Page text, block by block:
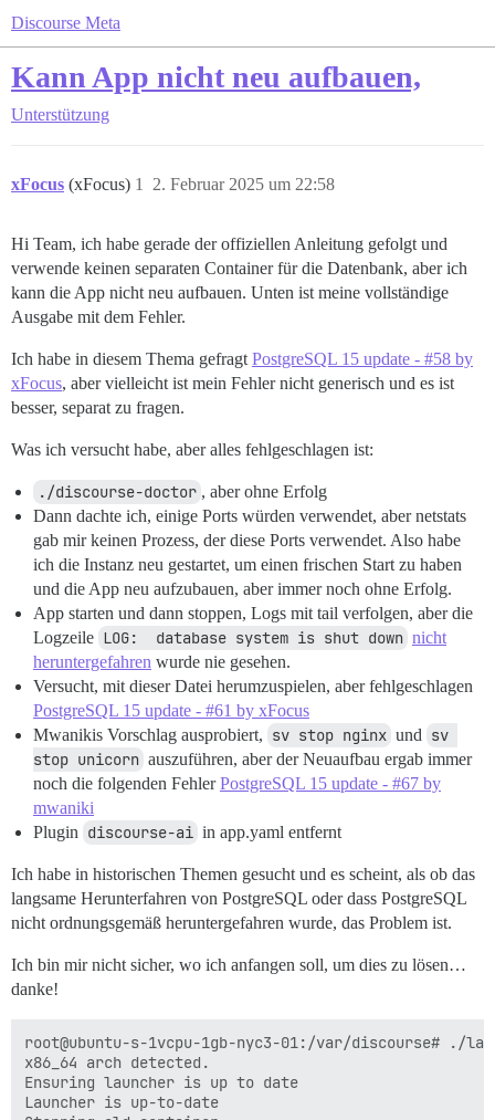
Discourse Meta
Kann App nicht neu aufbauen,
Unterstützung
xFocus (xFocus) 2. Februar 2025 um 22:58
1
Hi Team, ich habe gerade der offiziellen Anleitung gefolgt und
verwende keinen separaten Container für die Datenbank, aber ich
kann die App nicht neu aufbauen. Unten ist meine vollständige
Ausgabe mit dem Fehler.
Ich habe in diesem Thema gefragt PostgreSQL 15 update - #58 by
xFocus, aber vielleicht ist mein Fehler nicht generisch und es ist
besser, separat zu fragen.
Was ich versucht habe, aber alles fehlgeschlagen ist:
./discourse-doctor , aber ohne Erfolg
Dann dachte ich, einige Ports würden verwendet, aber netstats
gab mir keinen Prozess, der diese Ports verwendet. Also habe
ich die Instanz neu gestartet, um einen frischen Start zu haben
und die App neu aufzubauen, aber immer noch ohne Erfolg.
App starten und dann stoppen, Logs mit tail verfolgen, aber die
Logzeile LOG:  database system is shut down nicht
heruntergefahren wurde nie gesehen.
Versucht, mit dieser Datei herumzuspielen, aber fehlgeschlagen
PostgreSQL 15 update - #61 by xFocus
Mwanikis Vorschlag ausprobiert, sv stop nginx und sv
stop unicorn auszuführen, aber der Neuaufbau ergab immer
noch die folgenden FehlerPostgreSQL 15 update - #67 by
mwaniki
Plugin discourse-ai in app.yaml entfernt
Ich habe in historischen Themen gesucht und es scheint, als ob das
langsame Herunterfahren von PostgreSQL oder dass PostgreSQL
nicht ordnungsgemäß heruntergefahren wurde, das Problem ist.
Ich bin mir nicht sicher, wo ich anfangen soll, um dies zu lösen…
danke!
root@ubuntu-s-1vcpu-1gb-nyc3-01:/var/discourse# ./launcher rebuild app
x86_64 arch detected.
Ensuring launcher is up to date
Launcher is up-to-date
Stopping old container
+ /usr/bin/docker stop -t 600 app
app
2.0.20250129-0720: Pulling from discourse/base
Digest: sha256:01b8516e5504c0e9bc3707773015ff4407be03a89154194ff3b5b8699291bc26
Status: Image is up to date for discourse/base:2.0.20250129-0720
docker.io/discourse/base:2.0.20250129-0720
/usr/local/lib/ruby/gems/3.3.0/gems/pups-1.2.1/lib/pups.rb
/usr/local/bin/pups --stdin
I, [2025-02-02T22:44:41.549015 #1]  INFO -- : Reading from stdin
I, [2025-02-02T22:44:41.577409 #1]  INFO -- : File > /etc/service/postgres/run  chmod: +x  chown:
I, [2025-02-02T22:44:41.583874 #1]  INFO -- : File > /etc/service/postgres/log/run  chmod: +x  chown:
I, [2025-02-02T22:44:41.591519 #1]  INFO -- : File > /etc/runit/3.d/99-postgres  chmod: +x  chown:
I, [2025-02-02T22:44:41.597749 #1]  INFO -- : File > /root/install_postgres  chmod: +x  chown:
I, [2025-02-02T22:44:41.604033 #1]  INFO -- : File > /root/upgrade_postgres  chmod: +x  chown:
I, [2025-02-02T22:44:41.605944 #1]  INFO -- : Replacing data_directory = '/var/lib/postgresql/15/main' with data_directory = '/shared/postgres_data' in /etc/postgresql/15/main/postgresql.conf
I, [2025-02-02T22:44:41.607438 #1]  INFO -- : Replacing (?-mix:#?listen_addresses *=.*) with listen_addresses = '*' in /etc/postgresql/15/main/postgresql.conf
I, [2025-02-02T22:44:41.608272 #1]  INFO -- : Replacing (?-mix:#?synchronous_commit *=.*) with synchronous_commit = $db_synchronous_commit in /etc/postgresql/15/main/postgresql.conf
I, [2025-02-02T22:44:41.613661 #1]  INFO -- : Replacing (?-mix:#?shared_buffers *=.*) with shared_buffers = $db_shared_buffers in /etc/postgresql/15/main/postgresql.conf
I, [2025-02-02T22:44:41.614874 #1]  INFO -- : Replacing (?-mix:#?work_mem *=.*) with work_mem = $db_work_mem in /etc/postgresql/15/main/postgresql.conf
I, [2025-02-02T22:44:41.616367 #1]  INFO -- : Replacing (?-mix:#?default_text_search_config *=.*) with default_text_search_config = '$db_default_text_search_config' in /etc/postgresql/15/main/postgresql.conf
I, [2025-02-02T22:44:41.617281 #1]  INFO -- : Replacing (?-mix:#?checkpoint_segments *=.*) with checkpoint_segments = $db_checkpoint_segments in /etc/postgresql/15/main/postgresql.conf
I, [2025-02-02T22:44:41.618025 #1]  INFO -- : Replacing (?-mix:#?logging_collector *=.*) with logging_collector = $db_logging_collector in /etc/postgresql/15/main/postgresql.conf
I, [2025-02-02T22:44:41.618477 #1]  INFO -- : Replacing (?-mix:#?log_min_duration_statement *=.*) with log_min_duration_statement = $db_log_min_duration_statement in /etc/postgresql/15/main/postgresql.conf
I, [2025-02-02T22:44:41.619525 #1]  INFO -- : Replacing (?-mix:^#local +replication +postgres +peer$) with local replication postgres  peer in /etc/postgresql/15/main/pg_hba.conf
I, [2025-02-02T22:44:41.620175 #1]  INFO -- : Replacing (?-mix:^host.*all.*all.*127.*$) with host all all 0.0.0.0/0 md5 in /etc/postgresql/15/main/pg_hba.conf
I, [2025-02-02T22:44:41.620712 #1]  INFO -- : Replacing (?-mix:^host.*all.*all.*::1\/128.*$) with host all all ::/0 md5 in /etc/postgresql/15/main/pg_hba.conf
I, [2025-02-02T22:44:41.621360 #1]  INFO -- : > if [ -f /root/install_postgres ]; then
  /root/install_postgres && rm -f /root/install_postgres
elif [ -e /shared/postgres_run/.s.PGSQL.5432 ]; then
  socat /dev/null UNIX-CONNECT:/shared/postgres_run/.s.PGSQL.5432 || exit 0 && echo postgres already running stop container ; exit 1
fi

2025/02/02 22:44:44 socat[33] E connect(, AF=1 "/shared/postgres_run/.s.PGSQL.5432", 36): Connection refused
I, [2025-02-02T22:44:44.396468 #1]  INFO -- : Generating locales (this might take a while)...
  en_US.UTF-8... done
Generation complete.

I, [2025-02-02T22:44:44.397143 #1]  INFO -- : > HOME=/var/lib/postgresql USER=postgres exec chpst -u postgres:postgres:ssl-cert -U postgres:postgres:ssl-cert /usr/lib/postgresql/15/bin/postmaster -D /etc/postgresql/15/main
I, [2025-02-02T22:44:44.407890 #1]  INFO -- : File > /usr/local/bin/create_db  chmod: +x  chown:
I, [2025-02-02T22:44:44.425888 #1]  INFO -- : File > /var/lib/postgresql/take-database-backup  chmod: +x  chown: postgres:postgres
I, [2025-02-02T22:44:44.431023 #1]  INFO -- : File > /var/spool/cron/crontabs/postgres  chmod:   chown:
I, [2025-02-02T22:44:44.431796 #1]  INFO -- : > sleep 5
2025-02-02 22:44:44.579 UTC [35] FATAL:  database files are incompatible with server
2025-02-02 22:44:44.579 UTC [35] DETAIL:  The data directory was initialized by PostgreSQL version 13, which is not compatible with this version 15.10 (Debian 15.10-1.pgdg120+1).
I, [2025-02-02T22:44:49.437316 #1]  INFO -- :
I, [2025-02-02T22:44:49.437465 #1]  INFO -- : > /usr/local/bin/create_db
createdb: error: connection to server on socket "/var/run/postgresql/.s.PGSQL.5432" failed: Connection refused
	Is the server running locally and accepting connections on that socket?
psql: error: connection to server on socket "/var/run/postgresql/.s.PGSQL.5432" failed: Connection refused
	Is the server running locally and accepting connections on that socket?
psql: error: connection to server on socket "/var/run/postgresql/.s.PGSQL.5432" failed: Connection refused
	Is the server running locally and accepting connections on that socket?
psql: error: connection to server on socket "/var/run/postgresql/.s.PGSQL.5432" failed: Connection refused
	Is the server running locally and accepting connections on that socket?
psql: error: connection to server on socket "/var/run/postgresql/.s.PGSQL.5432" failed: Connection refused
	Is the server running locally and accepting connections on that socket?
psql: error: connection to server on socket "/var/run/postgresql/.s.PGSQL.5432" failed: Connection refused
	Is the server running locally and accepting connections on that socket?
psql: error: connection to server on socket "/var/run/postgresql/.s.PGSQL.5432" failed: Connection refused
	Is the server running locally and accepting connections on that socket?
psql: error: connection to server on socket "/var/run/postgresql/.s.PGSQL.5432" failed: Connection refused
	Is the server running locally and accepting connections on that socket?
psql: error: connection to server on socket "/var/run/postgresql/.s.PGSQL.5432" failed: Connection refused
	Is the server running locally and accepting connections on that socket?
psql: error: connection to server on socket "/var/run/postgresql/.s.PGSQL.5432" failed: Connection refused
	Is the server running locally and accepting connections on that socket?
psql: error: connection to server on socket "/var/run/postgresql/.s.PGSQL.5432" failed: Connection refused
	Is the server running locally and accepting connections on that socket?
psql: error: connection to server on socket "/var/run/postgresql/.s.PGSQL.5432" failed: Connection refused
	Is the server running locally and accepting connections on that socket?
psql: error: connection to server on socket "/var/run/postgresql/.s.PGSQL.5432" failed: Connection refused
	Is the server running locally and accepting connections on that socket?
I, [2025-02-02T22:44:50.386458 #1]  INFO -- :
I, [2025-02-02T22:44:50.387193 #1]  INFO -- : > echo postgres installed!
I, [2025-02-02T22:44:50.390857 #1]  INFO -- : postgres installed!

I, [2025-02-02T22:44:50.397000 #1]  INFO -- : File > /etc/service/redis/run  chmod: +x  chown:
I, [2025-02-02T22:44:50.402346 #1]  INFO -- : File > /etc/service/redis/log/run